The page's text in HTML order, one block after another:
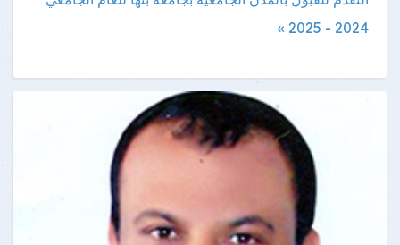
2024 - 2025 »